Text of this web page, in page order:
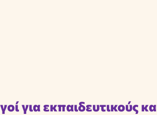
για εκπαιδευτικούς